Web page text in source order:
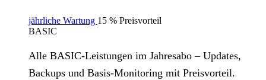
jährliche Wartung 15 % Preisvorteil
BASIC
Alle BASIC‑Leistungen im Jahresabo – Updates,
Backups und Basis‑Monitoring mit Preisvorteil.